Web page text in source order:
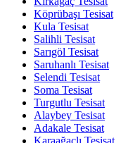
Köprübaşı Tesisat
Kula Tesisat
Salihli Tesisat
Sarıgöl Tesisat
Saruhanlı Tesisat
Selendi Tesisat
Soma Tesisat
Turgutlu Tesisat
Alaybey Tesisat
Adakale Tesisat
Karaağaçlı Tesisat